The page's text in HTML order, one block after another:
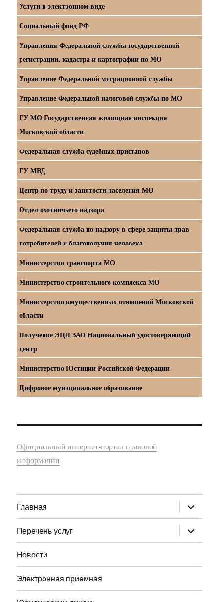
Услуги в электронном виде
Социальный фонд РФ
Управления Федеральной службы государственной
регистрации, кадастра и картографии по МО
Управление Федеральной миграционной службы
Управление Федеральной налоговой службы по МО
ГУ МО Государственная жилищная инспекция
Московской области
Федеральная служба судебных приставов
ГУ МВД
Центр по труду и занятости населения МО
Отдел охотничьего надзора
Федеральная служба по надзору в сфере защиты прав
потребителей и благополучия человека
Министерство транспорта МО
Министерство строительного комплекса МО
Министерство имущественных отношений Московской
области
Получение ЭЦП ЗАО Национальный удостоверяющий
центр
Министерство Юстиции Российской Федерации
Цифровое муниципальное образование
Официальный интернет-портал правовой
информации
Главная раскрыть
дочернее
меню
Перечень услуг
раскрыть
дочернее
меню
Новости
Электронная приемная